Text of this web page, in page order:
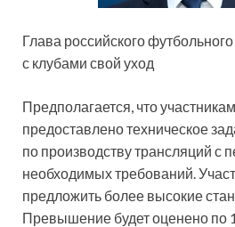
Глава российского
с клубами свой уход
Предполагается, что
предоставлено техническое
по производству трансляций с
необходимых требований.
предложить более высокие
Превышение будет оценено по